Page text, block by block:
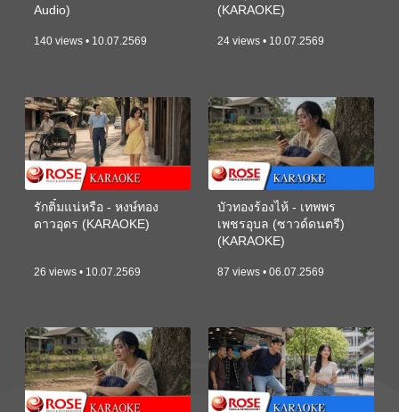
Audio)
140 views • 10.07.2569
(KARAOKE)
24 views • 10.07.2569
รักติ๋มแน่หรือ - หงษ์ทอง
ดาวอุดร (KARAOKE)
26 views • 10.07.2569
บัวทองร้องไห้ - เทพพร
เพชรอุบล (ซาวด์ดนตรี)
(KARAOKE)
87 views • 06.07.2569